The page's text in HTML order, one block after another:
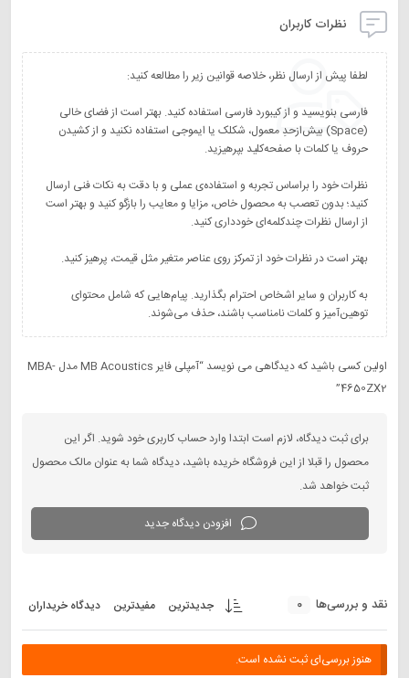
نظرات کاربران
فارسی بنویسید و از کیبورد فارسی استفاده کنید. بهتر است از فضای خالی
(Space) بیش‌از‌حدِ معمول، شکلک یا ایموجی استفاده نکنید و از کشیدن
نظرات خود را براساس تجربه و استفاده‌ی عملی و با دقت به نکات فنی ارسال
کنید؛ بدون تعصب به محصول خاص، مزایا و معایب را بازگو کنید و بهتر است
به کاربران و سایر اشخاص احترام بگذارید. پیام‌هایی که شامل محتوای
توهین‌آمیز و کلمات نامناسب باشند، حذف می‌شوند.
اولین کسی باشید که دیدگاهی می نویسد “آمپلی‌ فایر MB Acoustics مدل MBA-
4650ZX2”
برای ثبت دیدگاه، لازم است ابتدا وارد حساب کاربری خود شوید. اگر این
محصول را قبلا از این فروشگاه خریده باشید، دیدگاه شما به عنوان مالک محصول
ثبت خواهد شد.
افزودن دیدگاه جدید
نقد و بررسی‌ها 0 جدیدترین مفیدترین دیدگاه خریداران
هنوز بررسی‌ای ثبت نشده است.